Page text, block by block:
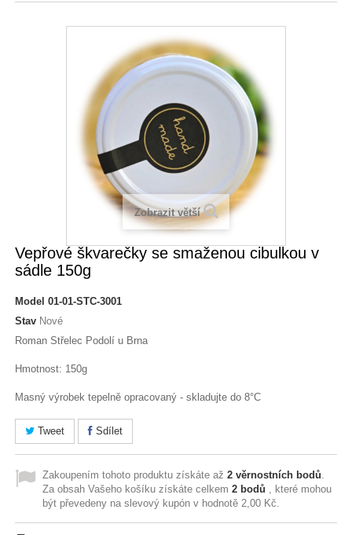
Zobrazit větší
Vepřové škvarečky se smaženou cibulkou v
sádle 150g
Model 01-01-STC-3001
Stav Nové
Roman Střelec Podolí u Brna
Hmotnost: 150g
Masný výrobek tepelně opracovaný - skladujte do 8°C
Tweet Sdílet
Zakoupením tohoto produktu získáte až2 věrnostních bodů.
Za obsah Vašeho košíku získáte celkem2 bodů , které mohou
být převedeny na slevový kupón v hodnotě2,00 Kč.